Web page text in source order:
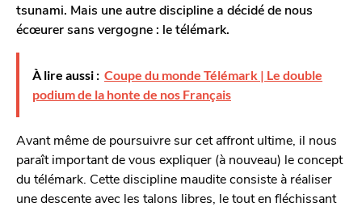
tsunami. Mais une autre discipline a décidé de nous
écœurer sans vergogne : le télémark.
À lire aussi : Coupe du monde Télémark | Le double
podium de la honte de nos Français
Avant même de poursuivre sur cet affront ultime, il nous
paraît important de vous expliquer (à nouveau) le concept
du télémark. Cette discipline maudite consiste à réaliser
une descente avec les talons libres, le tout en fléchissant